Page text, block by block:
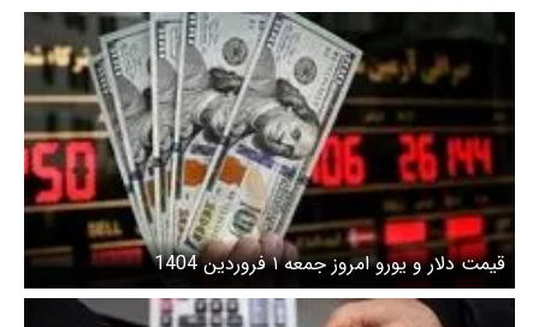
قیمت دلار و یورو امروز جمعه ۱ فروردین 1404